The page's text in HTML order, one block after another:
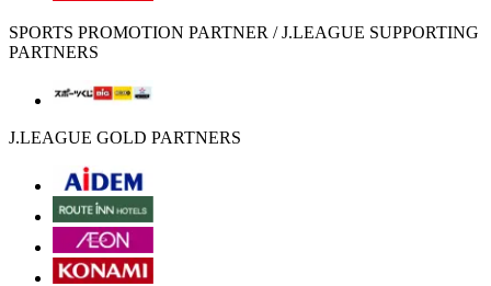
SPORTS PROMOTION PARTNER / J.LEAGUE SUPPORTING
PARTNERS
J.LEAGUE GOLD PARTNERS